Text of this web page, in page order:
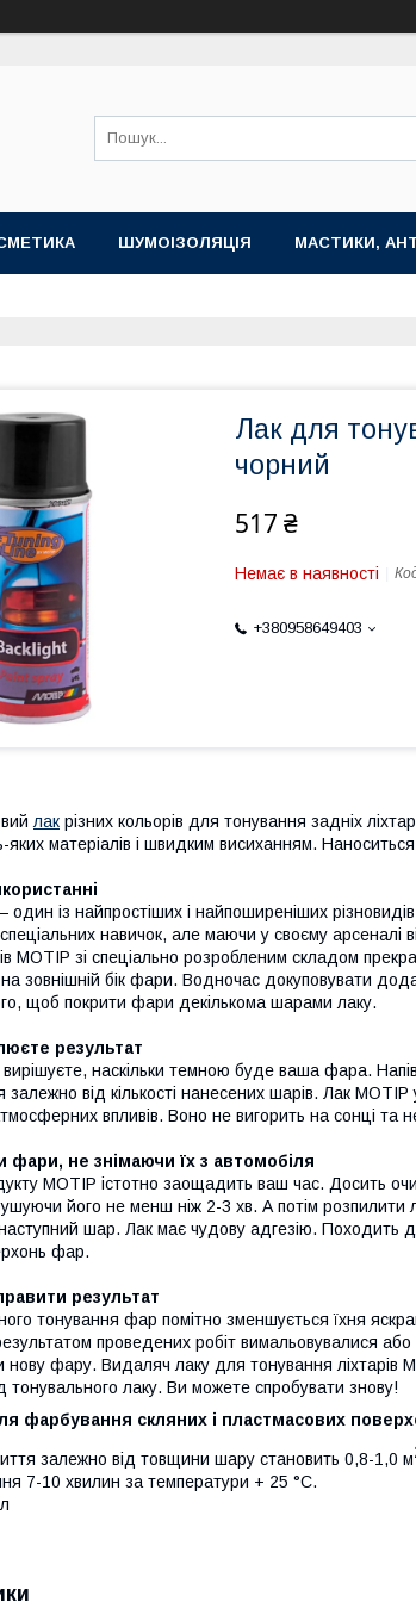
ШУМОІЗОЛЯЦІЯ МАСТИКИ,
Лак для
чорний
517 ₴
Немає в наявності
+380958649403
лак різних кольорів для тонування задніх
яких матеріалів і швидким висиханням.
із найпростіших і найпоширеніших
навичок, але маючи у своєму арсеналі
MOTIP зі спеціально розробленим складом
зовнішній бік фари. Водночас докуповувати
щоб покрити фари декількома шарами лаку.
результат
вирішуєте, наскільки темною буде ваша фара.
залежно від кількості нанесених шарів. Лак
впливів. Воно не вигорить на сонці та
фари, не знімаючи їх з автомобіля
MOTIP істотно заощадить ваш час. Досить
його не менш ніж 2-3 хв. А потім розпилити
шар. Лак має чудову адгезію. Походить
фар.
результат
тонування фар помітно зменшується їхня
проведених робіт вимальовувалися або
нову фару. Видаляч лаку для тонування ліхтарів
тонувального лаку. Ви можете спробувати знову!
фарбування скляних і пластмасових
залежно від товщини шару становить 0,8-1,0 м
7-10 хвилин за температури + 25 °C.